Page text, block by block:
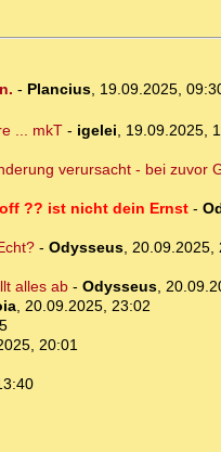
- Plancius, 19.09.2025,
... mkT- igelei, 19.09.2025,
verursacht - bei zuvor
?? ist nicht dein Ernst-
- Odysseus, 20.09.2025,
alles ab- Odysseus,
, 20.09.2025, 23:02
20:01